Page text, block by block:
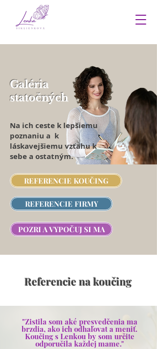
Galéria
statočných
Na ich ceste k lepšiemu
poznaniu a k
láskavejšiemu vzťahu k
sebe a ostatným.
REFERENCIE KOUČING
REFERENCIE FIRMY
POZRI A VYPOČUJ SI MA
Referencie na koučing
"Zistila som aké presvedčenia ma
brzdia, ako ich odhaľovat a meniť.
Koučing s Lenkou by som určite
odporučila každej mame."